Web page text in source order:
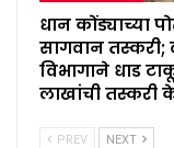
धान कोंड्याच्या
सागवान तस्करी;
विभागाने धाड
लाखांची तस्करी
PREV NEXT